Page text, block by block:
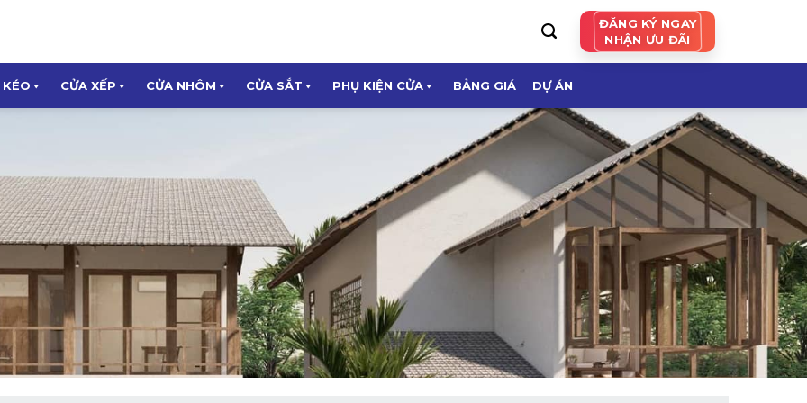
ĐĂNG KÝ NGAY
NHẬN ƯU ĐÃI
KÉO CỬA XẾP CỬA NHÔM CỬA SẮT PHỤ KIỆN CỬA BẢNG GIÁ DỰ ÁN